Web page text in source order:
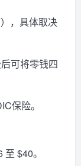
，具体取决
可将零钱四
保险。
$40。